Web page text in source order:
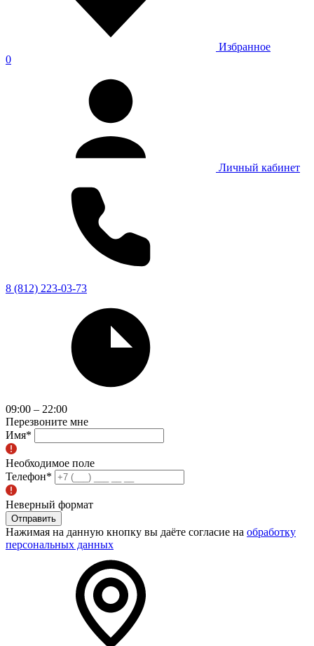
Избранное
0
Личный кабинет
8 (812) 223-03-73
09:00 – 22:00
Перезвоните мне
Имя*
Необходимое поле
Телефон*
Неверный формат
Отправить
Нажимая на данную кнопку вы даёте согласие на обработку
персональных данных